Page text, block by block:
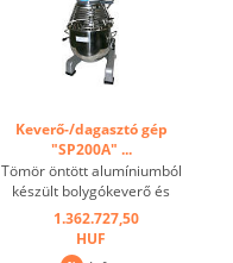
Keverő-/dagasztó gép
"SP200A" ...
Tömör öntött alumíniumból
készült bolygókeverő és
ütőszerkezet;
alapfelszereltség
rozsdamentes acél tállal,
1.362.727,50
HUF